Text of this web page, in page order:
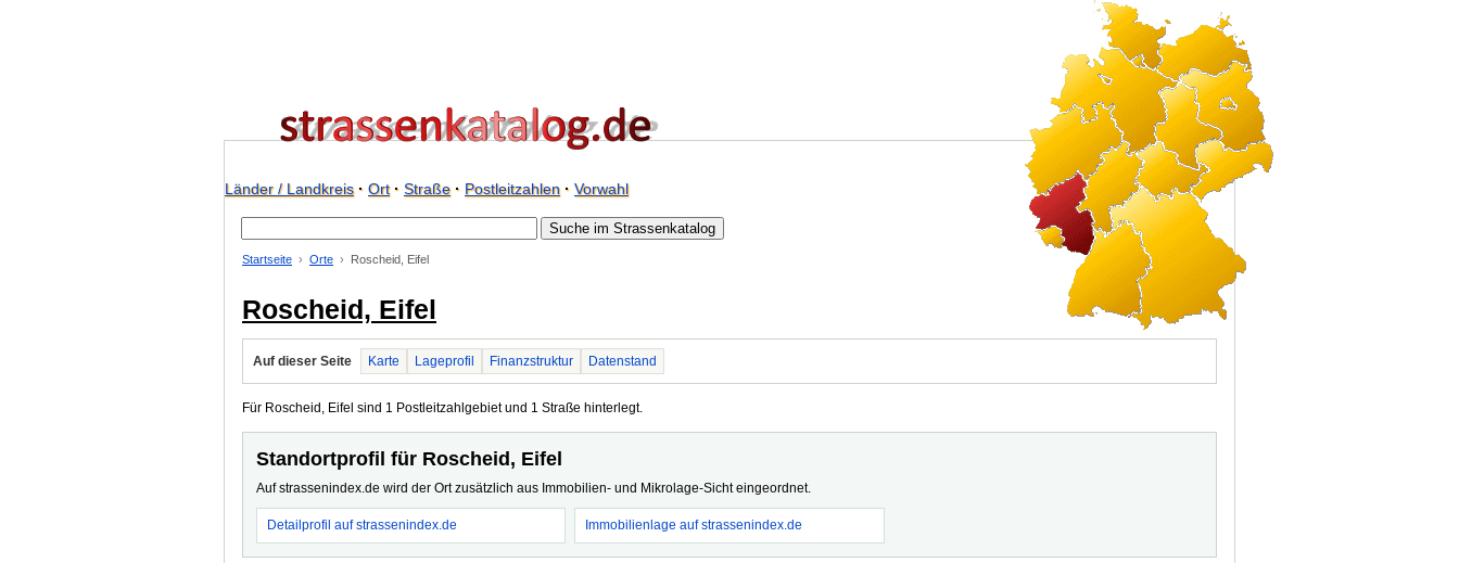
Länder / Landkreis· Ort· Straße· Postleitzahlen· Vorwahl
Startseite Orte Roscheid, Eifel
Roscheid, Eifel
Auf dieser Seite Karte Lageprofil Finanzstruktur Datenstand
Für Roscheid, Eifel sind 1 Postleitzahlgebiet und 1 Straße hinterlegt.
Standortprofil für Roscheid, Eifel
Auf strassenindex.de wird der Ort zusätzlich aus Immobilien- und Mikrolage-Sicht eingeordnet.
Detailprofil auf strassenindex.de Immobilienlage auf strassenindex.de